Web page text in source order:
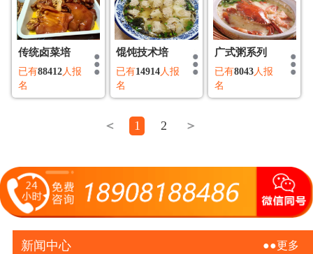
传统卤菜培
已有88412人报
名
馄饨技术培
已有14914人报
名
广式粥系列
已有8043人报
名
＜ 1 2 ＞
新闻中心 ●●更多